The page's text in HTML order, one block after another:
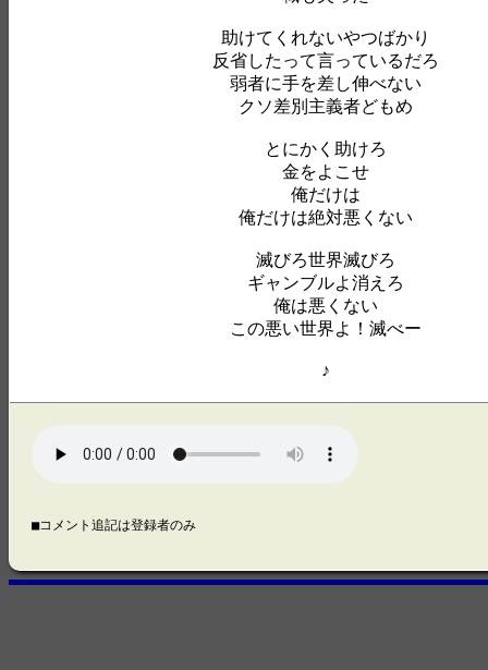
助けてくれないやつばかり
反省したって言っているだろ
弱者に手を差し伸べない
クソ差別主義者どもめ
とにかく助けろ
金をよこせ
俺だけは
俺だけは絶対悪くない
滅びろ世界滅びろ
ギャンブルよ消えろ
俺は悪くない
この悪い世界よ！滅べー
♪
■コメント追記は登録者のみ